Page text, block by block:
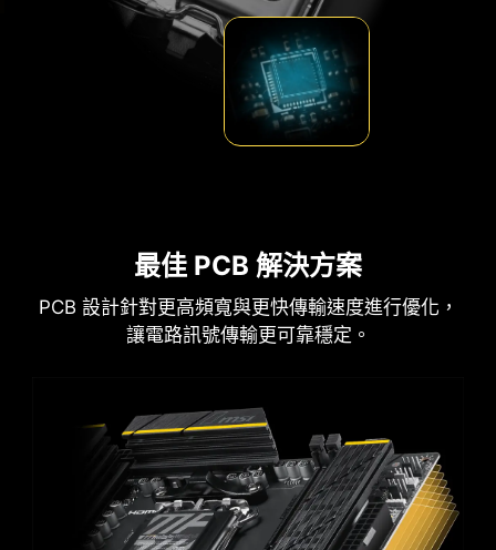
最佳 PCB 解決方案
PCB 設計針對更高頻寬與更快傳輸速度進行優化，
讓電路訊號傳輸更可靠穩定。
LATENCY KILLER
MSI AM5 腳位主機板BIOS 全面導入全新 Latency
最多降低 12%。 etc.
延遲最高降低達 12%
防鏽不鏽鋼 IO 保護蓋
* The image above is an illustrative reference. Please